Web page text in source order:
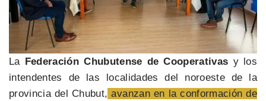
La Federación Chubutense de Cooperativas y los
intendentes de las localidades del noroeste de la
provincia del Chubut, avanzan en la conformación de